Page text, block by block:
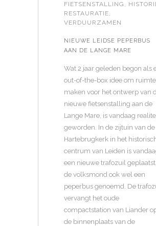
FIETSENSTALLING ,
RESTAURATIE,
VERDUURZAMEN
NIEUWE LEIDSE PEPERBUS
AAN DE LANGE MARE
Wat 2 jaar geleden begon als
out-of-the-box idee om
maken voor het ontwerp van
nieuwe fietsenstalling aan de
Lange Mare, is vandaag
geworden. In de zijtuin van de
Hartebrugkerk in het
centrum van Leiden is
een nieuwe trafozuil
de volksmond ook wel een
peperbus genoemd. De
vervangt het oude
compactstation van Liander
de binnenplaats van de